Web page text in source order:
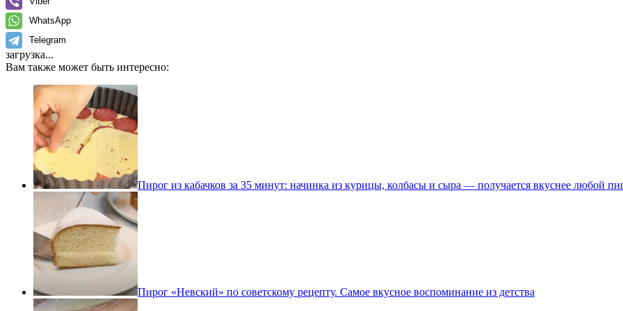
WhatsApp
Telegram
загрузка...
Вам также может быть интересно:
Пирог из кабачков за 35 минут: начинка из курицы, колбасы и сыра — получается вкуснее любой
Пирог «Невский» по советскому рецепту. Самое вкусное воспоминание из детства